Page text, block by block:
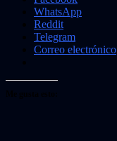
WhatsApp
Reddit
Telegram
Correo electrónico